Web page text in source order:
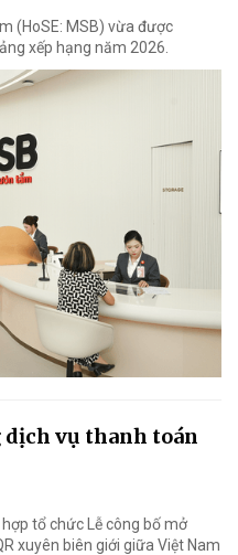
(HoSE: MSB) vừa được
xếp hạng năm 2026.
dịch vụ thanh toán
hợp tổ chức Lễ công bố mở
xuyên biên giới giữa Việt Nam